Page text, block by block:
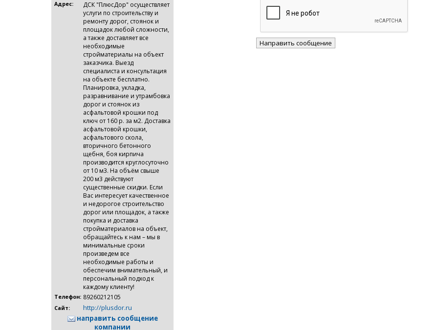
Адрес:
ДСК "ПлюсДор" осуществляет
услуги по строительству и
ремонту дорог, стоянок и
площадок любой сложности,
а также доставляет все
необходимые
стройматериалы на объект
заказчика. Выезд
специалиста и консультация
на объекте бесплатно.
Планировка, укладка,
разравнивание и утрамбовка
дорог и стоянок из
асфальтовой крошки под
ключ от 160 р. за м2. Доставка
асфальтовой крошки,
асфальтового скола,
вторичного бетонного
щебня, боя кирпича
производится круглосуточно
от 10 м3. На объём свыше
200 м3 действуют
существенные скидки. Если
Вас интересует качественное
и недорогое строительство
дорог или площадок, а также
покупка и доставка
стройматериалов на объект,
обращайтесь к нам – мы в
минимальные сроки
произведем все
необходимые работы и
обеспечим внимательный, и
персональный подход к
каждому клиенту!
Телефон: 89260212105
Сайт:
http://plusdor.ru
направить сообщение
компании